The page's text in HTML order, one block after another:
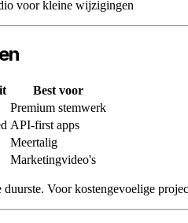
voor kleine wijzigingen
Best voor
Premium stemwerk
API-first apps
Meertalig
Marketingvideo's
Voor kostengevoelige